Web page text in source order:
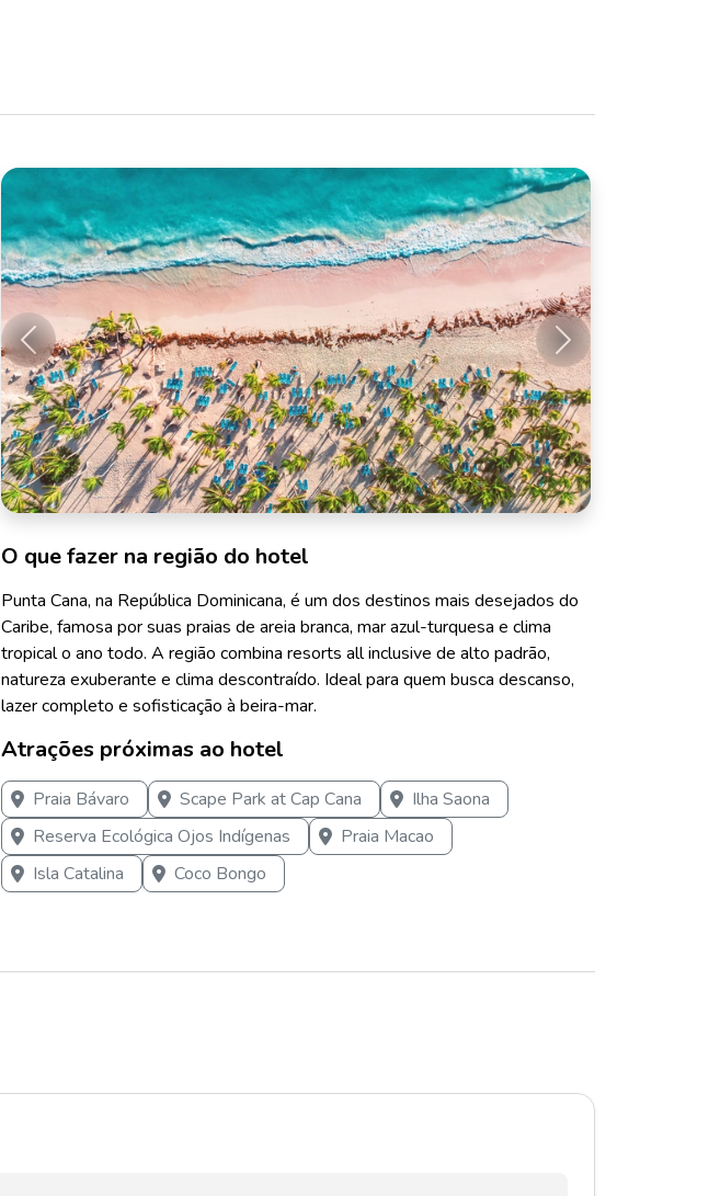
O que fazer na região do hotel
Anterior Próximo
Punta Cana, na República Dominicana, é um dos destinos mais desejados do
Caribe, famosa por suas praias de areia branca, mar azul-turquesa e clima
tropical o ano todo. A região combina resorts all inclusive de alto padrão,
natureza exuberante e clima descontraído. Ideal para quem busca descanso,
lazer completo e sofisticação à beira-mar.
Atrações próximas ao hotel
Praia Bávaro Scape Park at Cap Cana
Ilha Saona
Reserva Ecológica Ojos Indígenas
Praia Macao
Isla Catalina
Coco Bongo